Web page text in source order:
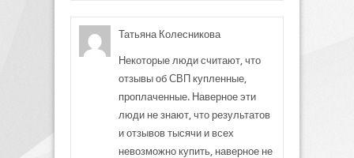
Татьяна Колесникова
Некоторые люди считают, что
отзывы об СВП купленные,
проплаченные. Наверное эти
люди не знают, что результатов
и отзывов тысячи и всех
невозможно купить, наверное не